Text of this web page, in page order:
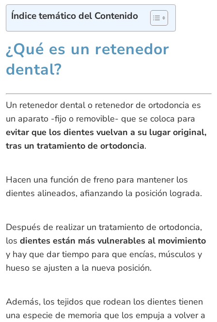
Índice temático del Contenido
¿Qué es un retenedor
dental?
Un retenedor dental o retenedor de ortodoncia es
un aparato -fijo o removible- que se coloca para
evitar que los dientes vuelvan a su lugar original,
tras un tratamiento de ortodoncia.
Hacen una función de freno para mantener los
dientes alineados, afianzando la posición lograda.
Después de realizar un tratamiento de ortodoncia,
los dientes están más vulnerables al movimiento
y hay que dar tiempo para que encías, músculos y
hueso se ajusten a la nueva posición.
Además, los tejidos que rodean los dientes tienen
una especie de memoria que los empuja a volver a